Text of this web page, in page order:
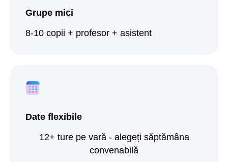
Grupe mici
8-10 copii + profesor + asistent
Date flexibile
12+ ture pe vară - alegeți săptămâna
convenabilă